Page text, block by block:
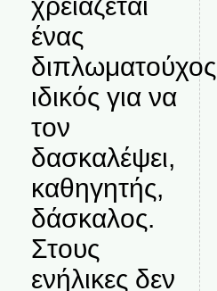
ένας
διπλωματούχος
ιδικός για να
τον
δασκαλέψει,
καθηγητής,
δάσκαλος.
Στους
ενήλικες δεν